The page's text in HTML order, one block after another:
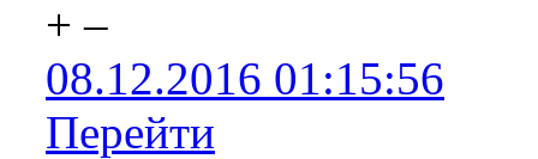
+ –
08.12.2016 01:15:56
Перейти